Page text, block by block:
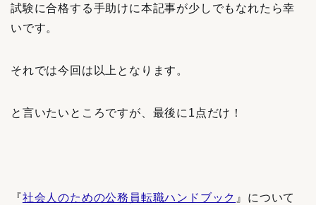
試験に合格する手助けに本記事が少しでもなれたら幸
いです。
それでは今回は以上となります。
と言いたいところですが、最後に1点だけ！
『社会人のための公務員転職ハンドブック 』について